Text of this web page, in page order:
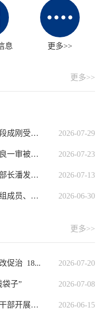
息 更多>>
更多>>
重庆市政协原党组成员、副主席段成刚受贿案一审宣判 2026-07-29
国家林业和草原局原副局长李春良一审被判无期 2026-07-23
贵州省毕节市委原常委、统战部部长潘发勇受贿案一审宣判 2026-07-13
广西壮族自治区人大常委会原党组成员、副主任， 桂林市委原书记周家... 2026-06-30
更多>>
促治 18... 2026-07-20
袋子” 2026-07-08
黔南龙里：选派清廉讲师为年轻干部开展专题授课 2026-06-15